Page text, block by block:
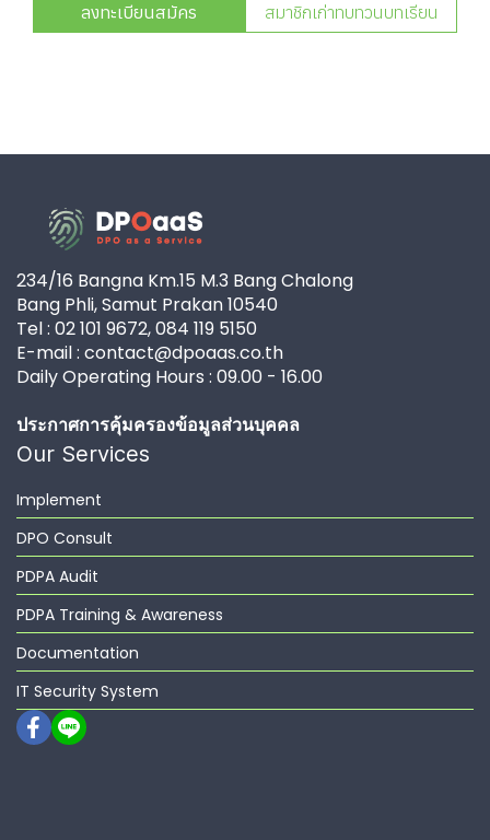
ลงทะเบียนสมัคร สมาชิกเก่าทบทวนบทเรียน
234/16 Bangna Km.15 M.3 Bang Chalong
Bang Phli, Samut Prakan 10540
Tel : 02 101 9672, 084 119 5150
E-mail : contact@dpoaas.co.th
Daily Operating Hours : 09.00 - 16.00
ประกาศการคุ้มครองข้อมูลส่วนบุคคล
Our Services
Implement
DPO Consult
PDPA Audit
PDPA Training & Awareness
Documentation
IT Security System